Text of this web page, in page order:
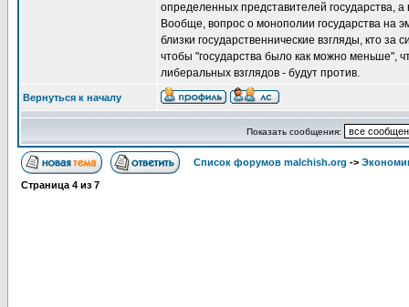
определенных представителей государства,
Вообще, вопрос о монополии государства на
близки государственнические взгляды, кто
чтобы "государства было как можно меньше",
либеральных взглядов - будут против.
Вернуться к началу
Показать сообщения:
Список форумов malchish.org ->
Страница 4 из 7